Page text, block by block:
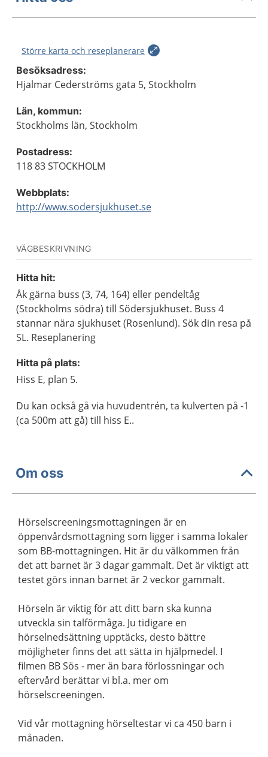
Större karta och reseplanerare
Besöksadress:
Hjalmar Cederströms gata 5, Stockholm
Län, kommun:
Stockholms län, Stockholm
Postadress:
118 83 STOCKHOLM
Webbplats:
http://www.sodersjukhuset.se
VÄGBESKRIVNING
Hitta hit:
Åk gärna buss (3, 74, 164) eller pendeltåg
(Stockholms södra) till Södersjukhuset. Buss 4
stannar nära sjukhuset (Rosenlund). Sök din resa på
SL. Reseplanering
Hitta på plats:
Hiss E, plan 5.
Du kan också gå via huvudentrén, ta kulverten på -1
(ca 500m att gå) till hiss E..
Om oss
Hörselscreeningsmottagningen är en
öppenvårdsmottagning som ligger i samma lokaler
som BB-mottagningen. Hit är du välkommen från
det att barnet är 3 dagar gammalt. Det är viktigt att
testet görs innan barnet är 2 veckor gammalt.
Hörseln är viktig för att ditt barn ska kunna
utveckla sin talförmåga. Ju tidigare en
hörselnedsättning upptäcks, desto bättre
möjligheter finns det att sätta in hjälpmedel. I
filmen BB Sös - mer än bara förlossningar och
eftervård berättar vi bl.a. mer om
hörselscreeningen.
Vid vår mottagning hörseltestar vi ca 450 barn i
månaden.